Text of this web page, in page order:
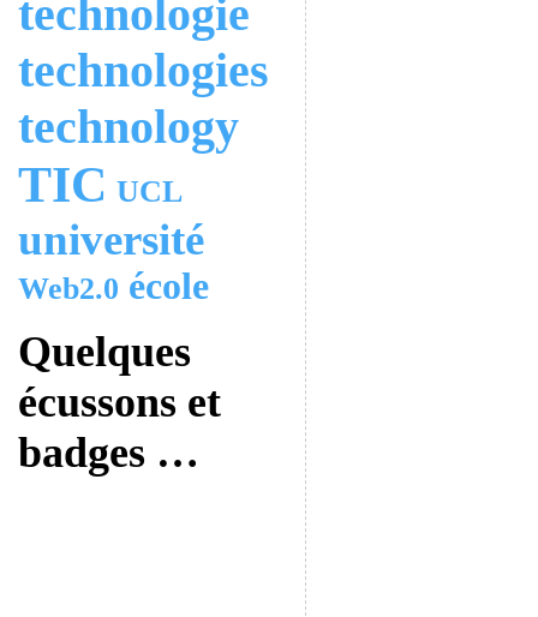
technologie
technologies
technology
TIC UCL
université
Web2.0 école
Quelques
écussons et
badges …